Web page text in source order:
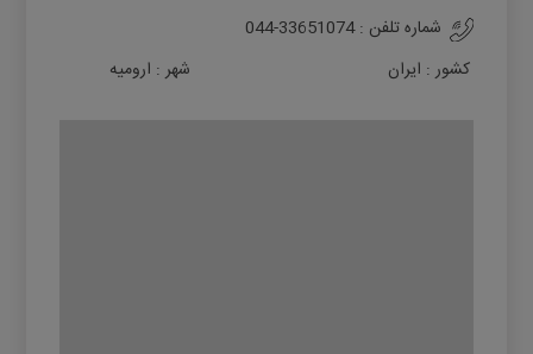
شماره تلفن :044-33651074
کشور : ایران شهر : ارومیه